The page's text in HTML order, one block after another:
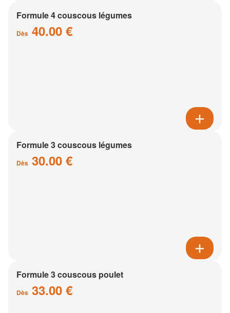
Formule 4 couscous légumes
Dès 40.00 €
Formule 3 couscous légumes
Dès 30.00 €
Formule 3 couscous poulet
Dès 33.00 €